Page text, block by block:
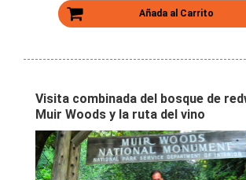
Añada al Carrito
Visita combinada del bosque de
Muir Woods y la ruta del vino